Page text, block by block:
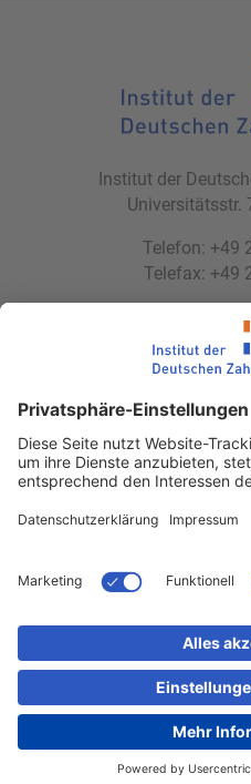
Institut der
Universitätsstr.
Telefon: +49
Telefax: +49
Web:
Impressum Datenschutz
Newsletter-Abmeldung